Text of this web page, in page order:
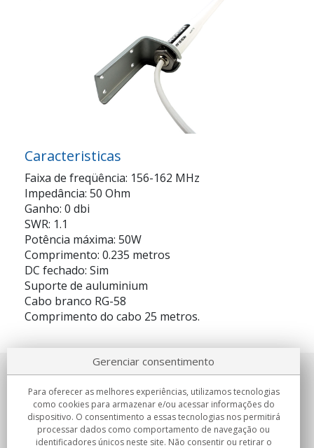
Caracteristicas
Faixa de freqüência: 156-162 MHz
Impedância: 50 Ohm
Ganho: 0 dbi
SWR: 1.1
Potência máxima: 50W
Comprimento: 0.235 metros
DC fechado: Sim
Suporte de auluminium
Cabo branco RG-58
Comprimento do cabo 25 metros.
Sobre nosotros
Compromissos
Compras
Gerenciar consentimento
Para oferecer as melhores experiências, utilizamos tecnologias
como cookies para armazenar e/ou acessar informações do
dispositivo. O consentimento a essas tecnologias nos permitirá
processar dados como comportamento de navegação ou
identificadores únicos neste site. Não consentir ou retirar o